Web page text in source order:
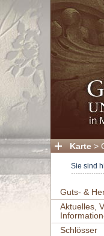
Karte>
Sie sind
Guts- &
Aktuelles,
Schlösser